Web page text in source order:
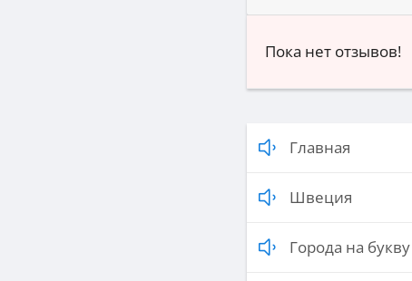
Пока нет отзывов!
Главная
Швеция
Города на